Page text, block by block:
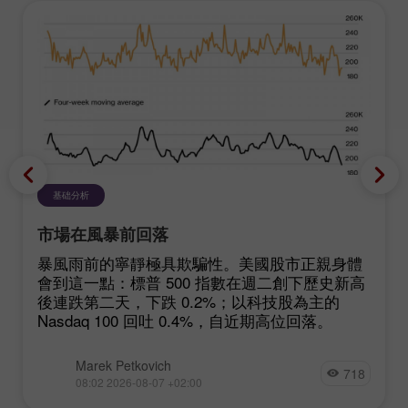
基础分析
市場在風暴前回落
暴風雨前的寧靜極具欺騙性。美國股市正親身體
會到這一點：標普 500 指數在週二創下歷史新高
後連跌第二天，下跌 0.2%；以科技股為主的
Nasdaq 100 回吐 0.4%，自近期高位回落。
Marek Petkovich
08:02 2026-08-07 +02:00 718